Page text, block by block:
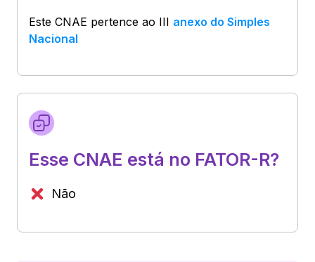
Este CNAE pertence ao III anexo do Simples
Nacional
Esse CNAE está no FATOR-R?
Não